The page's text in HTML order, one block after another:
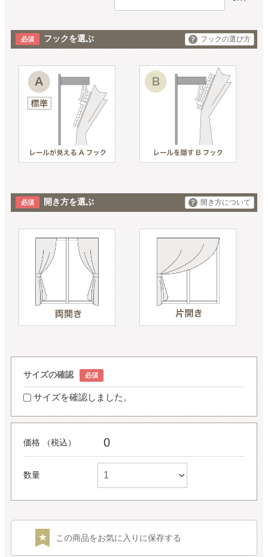
フックを選ぶ フックの選び方
開き方を選ぶ 開き方について
サイズの確認
サイズを確認しました。
価格 （税込） 0
数量
この商品をお気に入りに保存する